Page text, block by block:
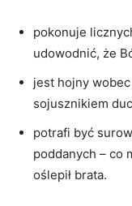
pokonuje
udowodnić, że
jest hojny wobec
sojusznikiem
potrafi być
poddanych – co
oślepił brata.